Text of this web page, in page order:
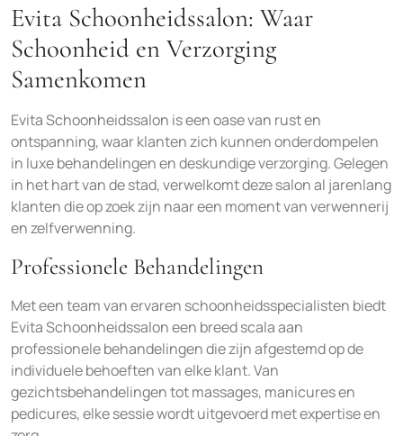
Evita Schoonheidssalon: Waar
Schoonheid en Verzorging
Samenkomen
Evita Schoonheidssalon is een oase van rust en
ontspanning, waar klanten zich kunnen onderdompelen
in luxe behandelingen en deskundige verzorging. Gelegen
in het hart van de stad, verwelkomt deze salon al jarenlang
klanten die op zoek zijn naar een moment van verwennerij
en zelfverwenning.
Professionele Behandelingen
Met een team van ervaren schoonheidsspecialisten biedt
Evita Schoonheidssalon een breed scala aan
professionele behandelingen die zijn afgestemd op de
individuele behoeften van elke klant. Van
gezichtsbehandelingen tot massages, manicures en
pedicures, elke sessie wordt uitgevoerd met expertise en